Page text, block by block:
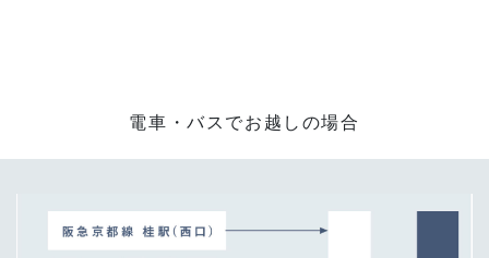
電車・バスでお越しの場合